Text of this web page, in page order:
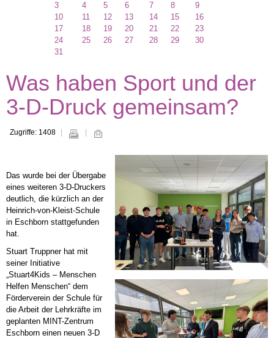
3
4 5 6 7 8
9
10
11 12 13 14 15
16
17
18 19 20 21 22
23
24
25 26 27 28 29
30
31
Was haben Sport und der
3-D-Druck gemeinsam?
Zugriffe: 1408
Das wurde bei der Übergabe
eines weiteren 3-D-Druckers
deutlich, die kürzlich an der
Heinrich-von-Kleist-Schule
in Eschborn stattgefunden
hat.
Stuart Truppner hat mit
seiner Initiative
„Stuart4Kids – Menschen
Helfen Menschen“ dem
Förderverein der Schule für
die Arbeit der Lehrkräfte im
geplanten MINT-Zentrum
Eschborn einen neuen 3-D